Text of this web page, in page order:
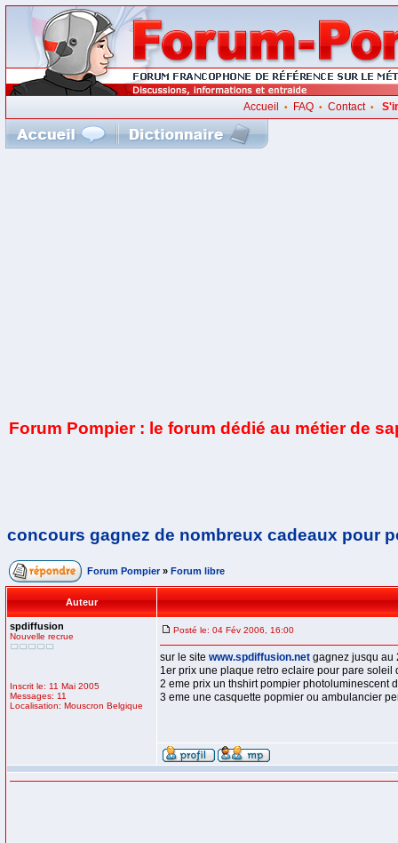
Accueil • FAQ• Contact•
Forum Pompier : le forum dédié au métier de
concours gagnez de nombreux cadeaux pour
Forum Pompier » Forum libre
Auteur
spdiffusion
Nouvelle recrue
Inscrit le: 11 Mai 2005
Messages: 11
Localisation: Mouscron Belgique
Posté le: 04 Fév 2006, 16:00
sur le site www.spdiffusion.net gagnez jusqu au
1er prix une plaque retro eclaire pour pare soleil
2 eme prix un thshirt pompier photoluminescent
3 eme une casquette popmier ou ambulancier